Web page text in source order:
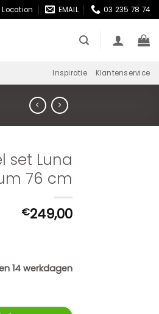
Location EMAIL 03 235 78 74
Inspiratie Klantenservice
set Luna
76 cm
€249,00
14 werkdagen
76 cm aantal